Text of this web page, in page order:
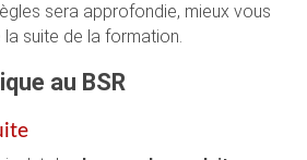
sera approfondie, mieux vous
suite de la formation.
au BSR